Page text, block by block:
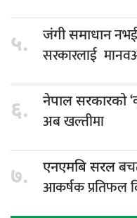
५. जंगी समाधान
सरकारलाई
६. नेपाल सरकारको
अब खल्तीमा
७. एनएमबि सरल
आकर्षक प्रतिफल